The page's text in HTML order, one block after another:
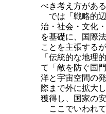
べき考え方がある
では「戦略的辺
治・社会・文化
を基礎に、国際
ことを主張する
「伝統的な地理
て「敵を防ぐ国
洋と宇宙空間の
際まで外に拡大
獲得し、国家の
ここでいわれて